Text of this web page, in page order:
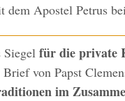
dem Apostel Petrus
für die private
von Papst
im